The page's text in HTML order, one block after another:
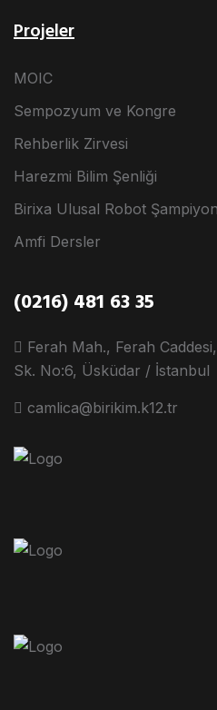
Projeler
MOIC
Sempozyum ve Kongre
Rehberlik Zirvesi
Harezmi Bilim Şenliği
Birixa Ulusal Robot
Amfi Dersler
(0216) 481 63 35
Ferah Mah., Ferah Caddesi,
Sk. No:6, Üsküdar / İstanbul
camlica@birikim.k12.tr